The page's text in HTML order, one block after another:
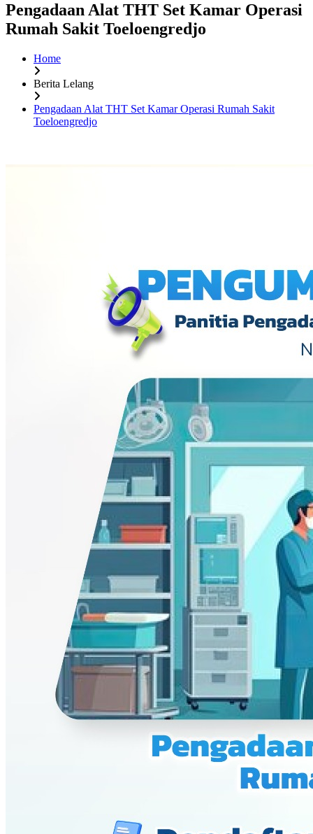
Pengadaan Alat THT Set Kamar Operasi
Rumah Sakit Toeloengredjo
Home
Berita Lelang
Pengadaan Alat THT Set Kamar Operasi Rumah Sakit
Toeloengredjo